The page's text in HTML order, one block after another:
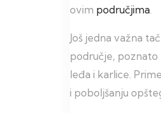
ovim područjima
Još jedna važna
područje, poznato
leđa i karlice.
i poboljšanju